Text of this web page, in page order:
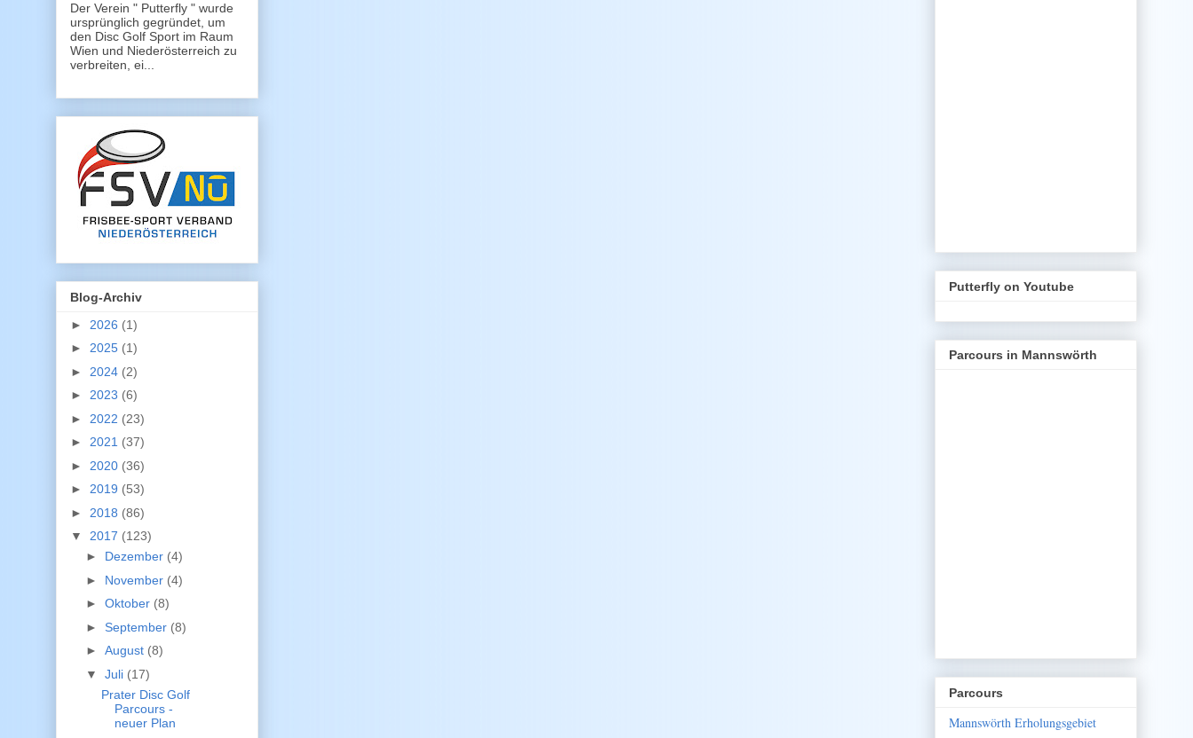
Der Verein " Putterfly " wurde
ursprünglich gegründet, um
den Disc Golf Sport im Raum
Wien und Niederösterreich zu
verbreiten, ei...
Blog-Archiv
► 2026 (1)
► 2025 (1)
► 2024 (2)
► 2023 (6)
► 2022 (23)
► 2021 (37)
► 2020 (36)
► 2019 (53)
► 2018 (86)
▼ 2017 (123)
► Dezember (4)
► November (4)
► Oktober (8)
► September (8)
► August (8)
▼ Juli (17)
Prater Disc Golf
Parcours -
neuer Plan
Putterfly on Youtube
Parcours in Mannswörth
Parcours
Mannswörth Erholungsgebiet